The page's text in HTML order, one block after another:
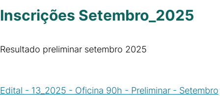
Inscrições Setembro_2025
Resultado preliminar setembro 2025
Edital - 13_2025 - Oficina 90h - Preliminar - Setembro